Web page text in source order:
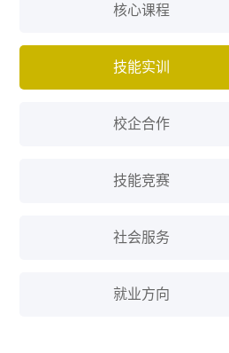
核心课程
技能实训
校企合作
技能竞赛
社会服务
就业方向